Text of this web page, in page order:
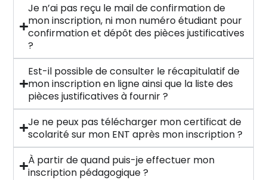
Je n’ai pas reçu le mail de confirmation de
mon inscription, ni mon numéro étudiant pour
confirmation et dépôt des pièces justificatives
?
Est-il possible de consulter le récapitulatif de
mon inscription en ligne ainsi que la liste des
pièces justificatives à fournir ?
Je ne peux pas télécharger mon certificat de
scolarité sur mon ENT après mon inscription ?
À partir de quand puis-je effectuer mon
inscription pédagogique ?